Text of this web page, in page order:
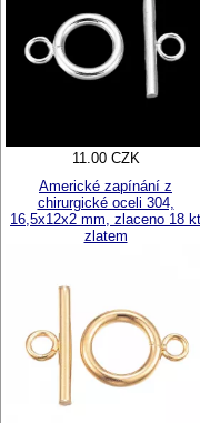
11.00 CZK
Americké zapínání z
chirurgické oceli 304,
16,5x12x2 mm, zlaceno 18 kt
zlatem